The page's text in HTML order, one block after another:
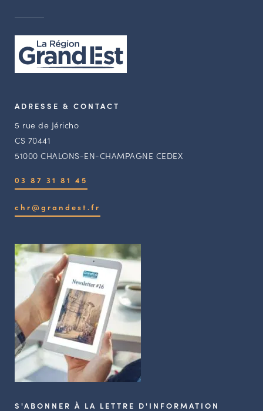
ADRESSE & CONTACT
5 rue de Jéricho
CS 70441
51000 CHALONS-EN-CHAMPAGNE CEDEX
03 87 31 81 45
chr@grandest.fr
S'ABONNER À LA LETTRE D'INFORMATION